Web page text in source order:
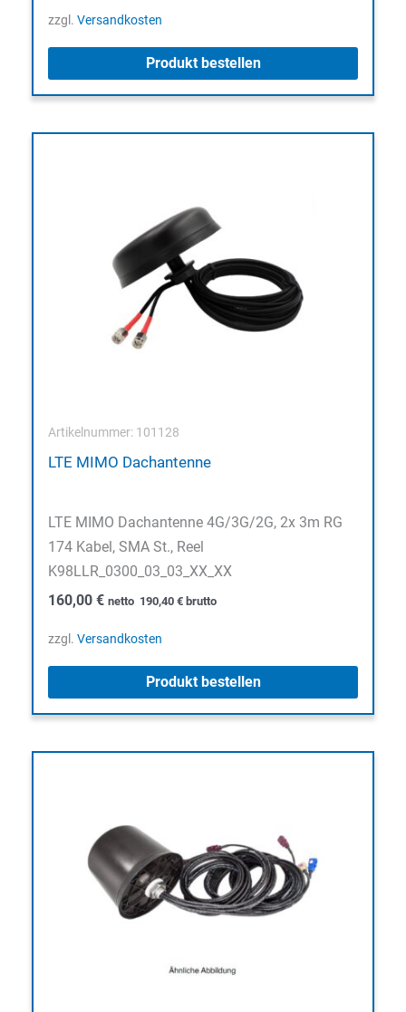
zzgl. Versandkosten
Produkt bestellen
Artikelnummer: 101128
LTE MIMO Dachantenne
LTE MIMO Dachantenne 4G/3G/2G, 2x 3m RG
174 Kabel, SMA St., Reel
K98LLR_0300_03_03_XX_XX
160,00 € netto 190,40 € brutto
zzgl. Versandkosten
Produkt bestellen